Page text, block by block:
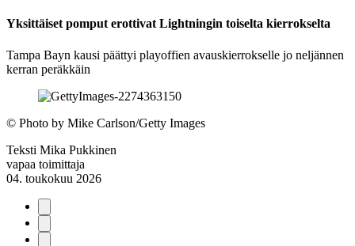
Yksittäiset pomput erottivat Lightningin toiselta kierrokselta
Tampa Bayn kausi päättyi playoffien avauskierrokselle jo neljännen
kerran peräkkäin
© Photo by Mike Carlson/Getty Images
Teksti Mika Pukkinen
vapaa toimittaja
04. toukokuu 2026